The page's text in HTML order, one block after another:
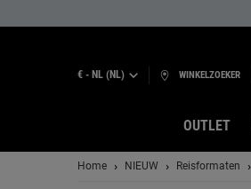
€ - NL (NL) WINKELZOEKER
OUTLET
Home NIEUW Reisformaten